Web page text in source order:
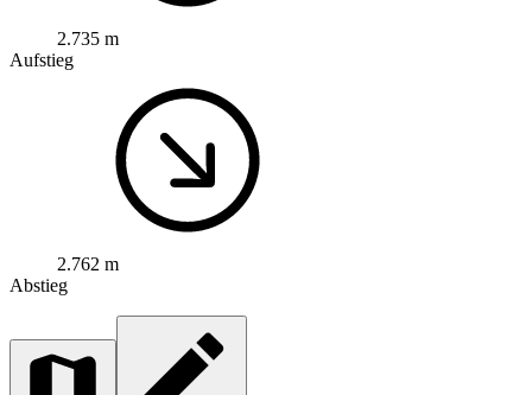
2.735 m
Aufstieg
2.762 m
Abstieg